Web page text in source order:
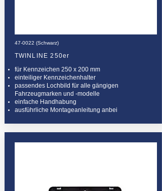
47-0022 (Schwarz)
TWINLINE 250er
für Kennzeichen 250 x 200 mm
einteiliger Kennzeichenhalter
passendes Lochbild für alle gängigen
Fahrzeugmarken und -modelle
einfache Handhabung
ausführliche Montageanleitung anbei